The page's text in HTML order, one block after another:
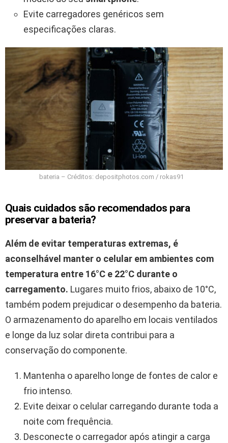
Evite carregadores genéricos sem
especificações claras.
bateria – Créditos: depositphotos.com / rokas91
Quais cuidados são recomendados para
preservar a bateria?
Além de evitar temperaturas extremas, é
aconselhável manter o celular em ambientes com
temperatura entre 16°C e 22°C durante o
carregamento. Lugares muito frios, abaixo de 10°C,
também podem prejudicar o desempenho da bateria.
O armazenamento do aparelho em locais ventilados
e longe da luz solar direta contribui para a
conservação do componente.
Mantenha o aparelho longe de fontes de calor e
frio intenso.
Evite deixar o celular carregando durante toda a
noite com frequência.
Desconecte o carregador após atingir a carga